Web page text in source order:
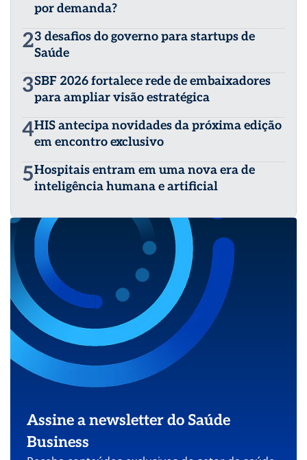
por demanda?
23 desafios do governo para startups de
Saúde
3SBF 2026 fortalece rede de embaixadores
para ampliar visão estratégica
4HIS antecipa novidades da próxima edição
em encontro exclusivo
5Hospitais entram em uma nova era de
inteligência humana e artificial
Assine a newsletter do Saúde
Business